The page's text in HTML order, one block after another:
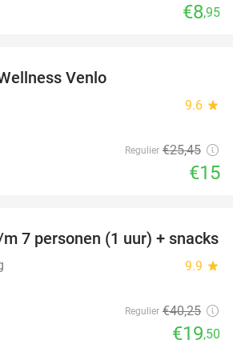
€8,95
Venlo
9.6 star
Regulier €25,45
€15
52%
7 personen (1 uur) + snacks
9.9 star
Regulier €40,25
€19,50